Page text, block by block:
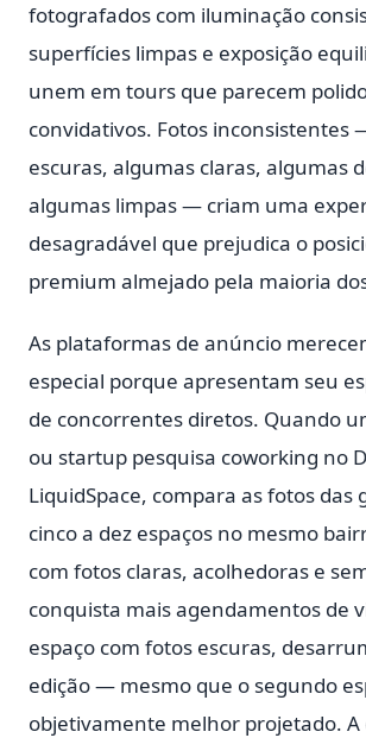
fotografados com iluminação
superfícies limpas e exposição
unem em tours que parecem
convidativos. Fotos inconsistentes
escuras, algumas claras, algumas
algumas limpas — criam uma
desagradável que prejudica o
premium almejado pela maioria
As plataformas de anúncio
especial porque apresentam seu
de concorrentes diretos. Quando
ou startup pesquisa coworking no
LiquidSpace, compara as fotos das
cinco a dez espaços no mesmo
com fotos claras, acolhedoras e
conquista mais agendamentos de
espaço com fotos escuras,
edição — mesmo que o segundo
objetivamente melhor projetado. A